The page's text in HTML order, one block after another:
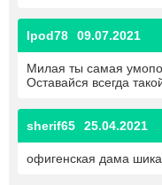
Ipod78 09.07.2021
Милая ты самая
Оставайся всегда
sherif65 25.04.2021
офигенская дама